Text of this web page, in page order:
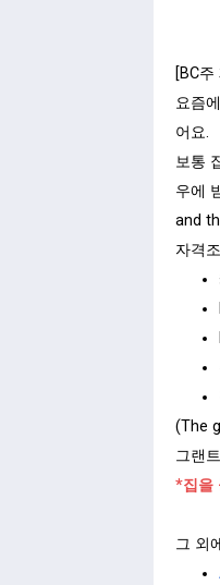
[BC
요즘
어요.
보통
우에
and
자격
(The
그랜
*집을
그 외